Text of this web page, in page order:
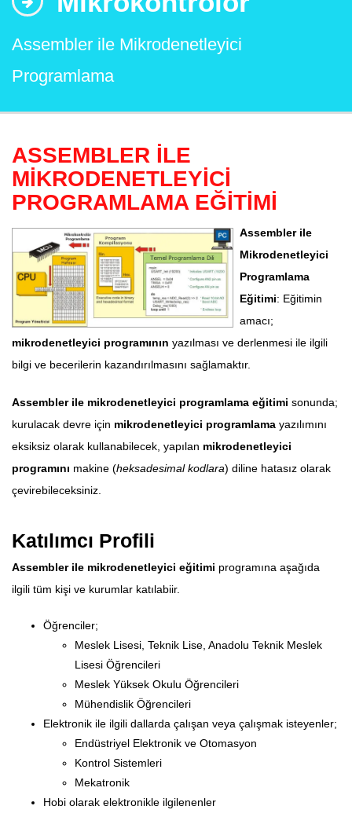
Assembler ile Mikrodenetleyici
Programlama
ASSEMBLER İLE
MİKRODENETLEYİCİ
PROGRAMLAMA EĞİTİMİ
Assembler ile
Mikrodenetleyici
Programlama
Eğitimi: Eğitimin
amacı;
mikrodenetleyici programının yazılması ve derlenmesi ile ilgili
bilgi ve becerilerin kazandırılmasını sağlamaktır.
Assembler ile mikrodenetleyici programlama eğitimi sonunda;
kurulacak devre için mikrodenetleyici programlama yazılımını
eksiksiz olarak kullanabilecek, yapılan mikrodenetleyici
programını makine (heksadesimal kodlara) diline hatasız olarak
çevirebileceksiniz.
Katılımcı Profili
Assembler ile mikrodenetleyici eğitimi programına aşağıda
ilgili tüm kişi ve kurumlar katılabiir.
Öğrenciler;
Meslek Lisesi, Teknik Lise, Anadolu Teknik Meslek
Lisesi Öğrencileri
Meslek Yüksek Okulu Öğrencileri
Mühendislik Öğrencileri
Elektronik ile ilgili dallarda çalışan veya çalışmak isteyenler;
Endüstriyel Elektronik ve Otomasyon
Kontrol Sistemleri
Mekatronik
Hobi olarak elektronikle ilgilenenler